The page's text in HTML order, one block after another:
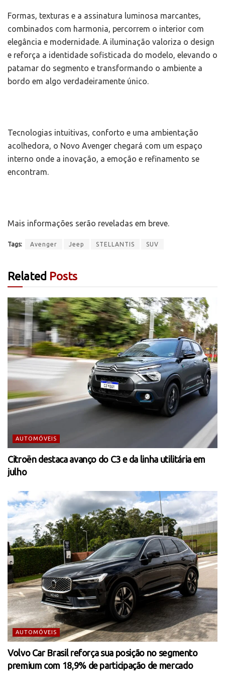
Formas, texturas e a assinatura luminosa marcantes,
combinados com harmonia, percorrem o interior com
elegância e modernidade. A iluminação valoriza o design
e reforça a identidade sofisticada do modelo, elevando o
patamar do segmento e transformando o ambiente a
bordo em algo verdadeiramente único.
Tecnologias intuitivas, conforto e uma ambientação
acolhedora, o Novo Avenger chegará com um espaço
interno onde a inovação, a emoção e refinamento se
encontram.
Mais informações serão reveladas em breve.
Tags: Avenger Jeep STELLANTIS SUV
Related Posts
AUTOMÓVEIS
Citroën destaca avanço do C3 e da linha utilitária em
julho
AUTOMÓVEIS
Volvo Car Brasil reforça sua posição no segmento
premium com 18,9% de participação de mercado